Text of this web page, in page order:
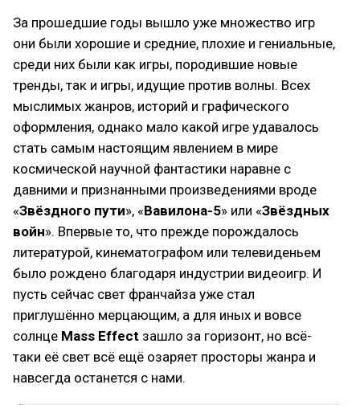
За прошедшие годы вышло уже множество игр
они были хорошие и средние, плохие и гениальные,
среди них были как игры, породившие новые
тренды, так и игры, идущие против волны. Всех
мыслимых жанров, историй и графического
оформления, однако мало какой игре удавалось
стать самым настоящим явлением в мире
космической научной фантастики наравне с
давними и признанными произведениями вроде
«Звёздного пути», «Вавилона-5» или «Звёздных
войн». Впервые то, что прежде порождалось
литературой, кинематографом или телевиденьем
было рождено благодаря индустрии видеоигр. И
пусть сейчас свет франчайза уже стал
приглушённо мерцающим, а для иных и вовсе
солнце Mass Effect зашло за горизонт, но всё-
таки её свет всё ещё озаряет просторы жанра и
навсегда останется с нами.